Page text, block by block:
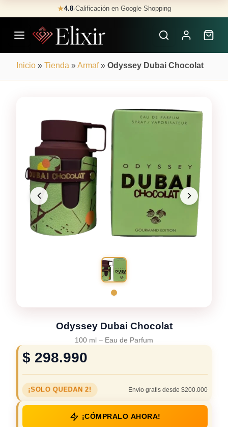
to
content
★4.8·Calificación en Google Shopping
Inicio » Tienda »Armaf» Odyssey Dubai Chocolat
Odyssey Dubai Chocolat
100 ml – Eau de Parfum
$ 298.990
¡SOLO QUEDAN 2! Envío gratis desde $200.000
¡CÓMPRALO AHORA!